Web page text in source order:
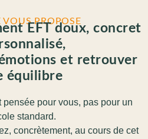
VOUS PROPOSE
EFT doux, concret
et retrouver
équilibre
pour vous, pas pour un
standard.
concrètement, au cours de cet